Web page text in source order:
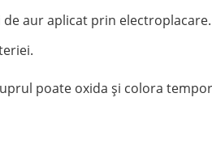
aur aplicat prin electroplacare.
poate oxida și colora